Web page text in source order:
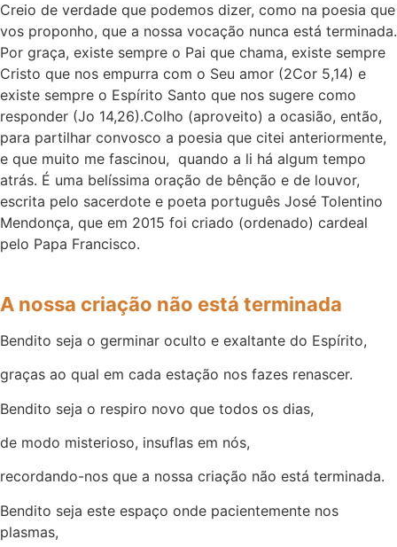
Creio de verdade que podemos dizer, como na poesia que
vos proponho, que a nossa vocação nunca está terminada.
Por graça, existe sempre o Pai que chama, existe sempre
Cristo que nos empurra com o Seu amor (2Cor 5,14) e
existe sempre o Espírito Santo que nos sugere como
responder (Jo 14,26).Colho (aproveito) a ocasião, então,
para partilhar convosco a poesia que citei anteriormente,
e que muito me fascinou, quando a li há algum tempo
atrás. É uma belíssima oração de bênção e de louvor,
escrita pelo sacerdote e poeta português José Tolentino
Mendonça, que em 2015 foi criado (ordenado) cardeal
pelo Papa Francisco.
A nossa criação não está terminada
Bendito seja o germinar oculto e exaltante do Espírito,
graças ao qual em cada estação nos fazes renascer.
Bendito seja o respiro novo que todos os dias,
de modo misterioso, insuflas em nós,
recordando-nos que a nossa criação não está terminada.
Bendito seja este espaço onde pacientemente nos
plasmas,